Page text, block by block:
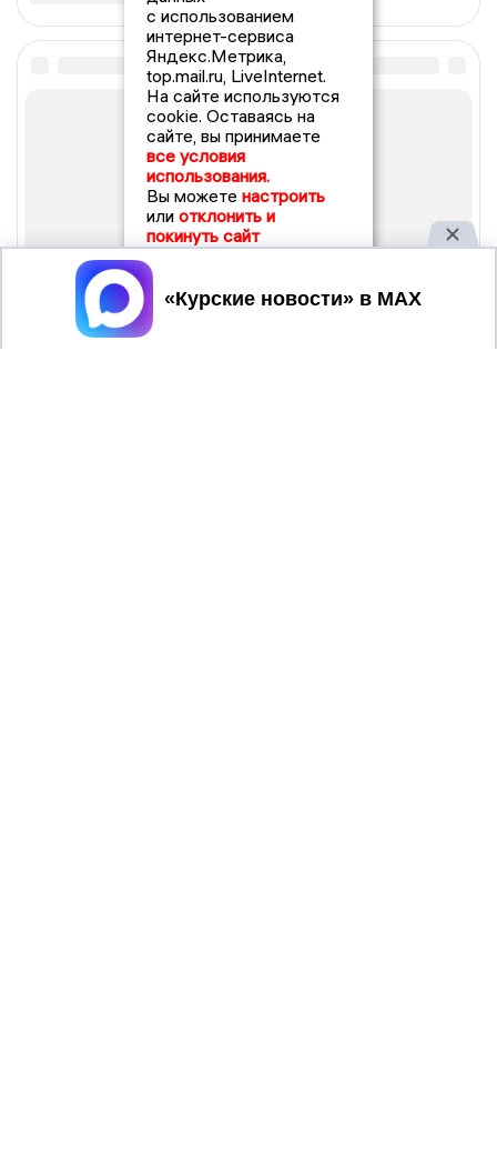
с использованием
интернет-сервиса
Яндекс.Метрика,
top.mail.ru, LiveInternet.
На сайте используются
cookie. Оставаясь на
сайте, вы принимаете
все условия
использования.
Вы можете настроить
или отклонить и
покинуть сайт
Принять